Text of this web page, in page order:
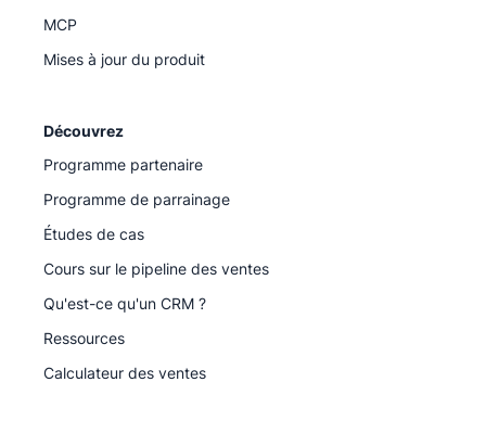
MCP
Mises à jour du produit
Découvrez
Programme partenaire
Programme de parrainage
Études de cas
Cours sur le pipeline des ventes
Qu'est-ce qu'un CRM ?
Ressources
Calculateur des ventes